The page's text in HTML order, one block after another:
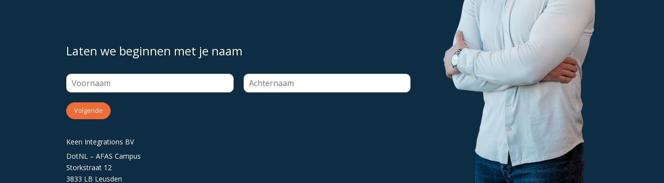
Laten we beginnen met je naam
Volgende
Keen Integrations BV
DotNL – AFAS Campus
Storkstraat 12
3833 LB Leusden